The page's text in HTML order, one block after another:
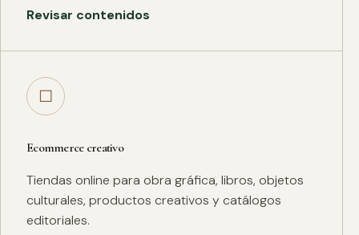
Revisar contenidos
□
Ecommerce creativo
Tiendas online para obra gráfica, libros, objetos
culturales, productos creativos y catálogos
editoriales.